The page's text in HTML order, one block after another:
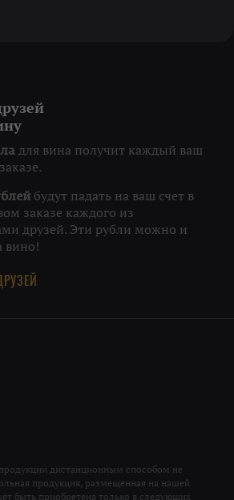
для вина получит каждый ваш
будут падать на ваш счет в
заказе каждого из
друзей. Эти рубли можно и
вино!
дистанционным способом не
продукция, размещенная на нашей
быть приобретена только в следующих